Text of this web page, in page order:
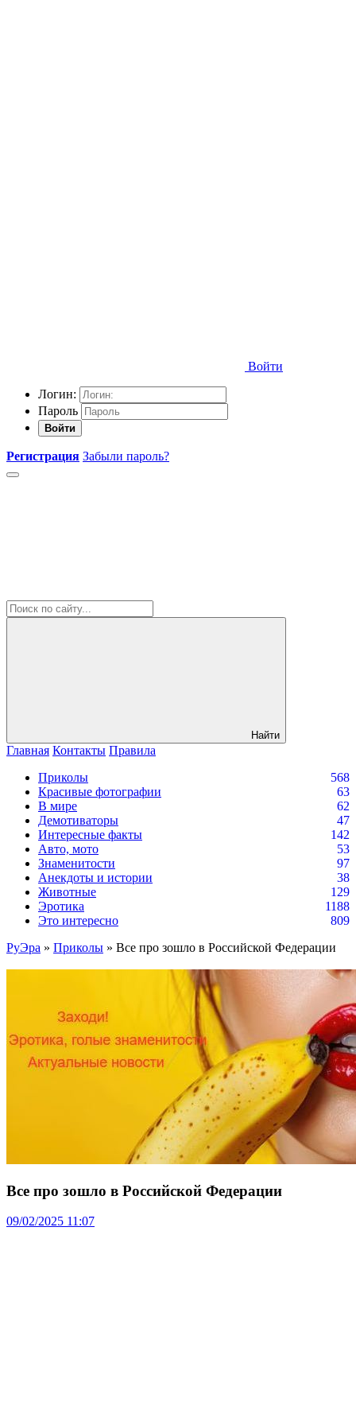
Войти
Логин:
Пароль
Войти
Регистрация Забыли пароль?
Найти
Главная Контакты Правила
Приколы
568
Красивые фотографии
63
В мире
62
Демотиваторы
47
Интересные факты
142
Авто, мото
53
Знаменитости
97
Анекдоты и истории
38
Животные
129
Эротика
1188
Это интересно
809
РуЭра » Приколы » Все про зошло в Российской Федерации
Все про зошло в Российской Федерации
09/02/2025 11:07